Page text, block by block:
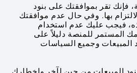
فإنك تقر بموافقتك على بنود
بها. وفي حال عدم موافقتك
فيجب عليك عدم استخدام
المستمر للمنصة دليلاً على
المبيعات وجميع السياسات